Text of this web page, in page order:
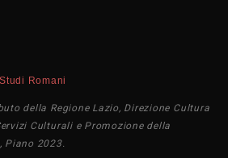
della Regione Lazio, Direzione Cultura
Culturali e Promozione della
Piano 2023.